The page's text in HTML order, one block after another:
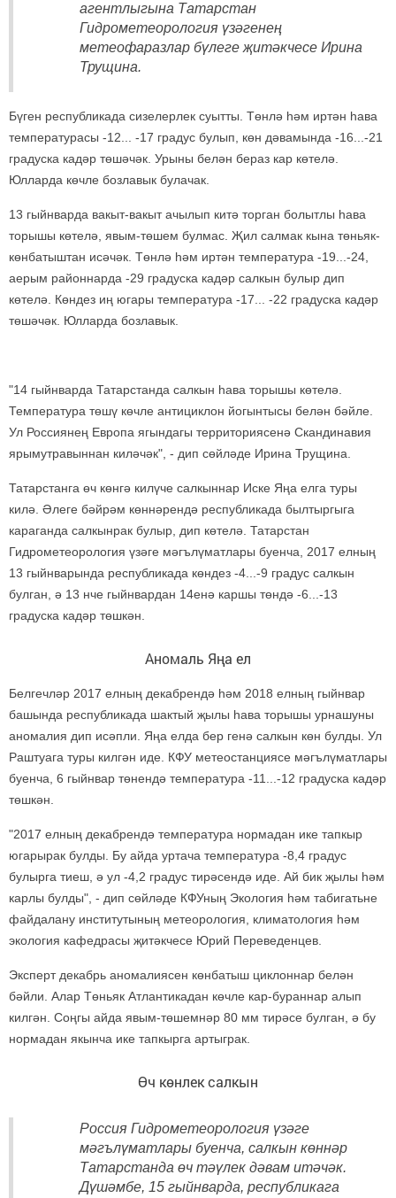
агентлыгына Татарстан
Гидрометеорология үзәгенең
метеофаразлар бүлеге җитәкчесе Ирина
Трущина.
Бүген республикада сизелерлек суытты. Төнлә һәм иртән һава
температурасы -12... -17 градус булып, көн дәвамында -16...-21
градуска кадәр төшәчәк. Урыны белән бераз кар көтелә.
Юлларда көчле бозлавык булачак.
13 гыйнварда вакыт-вакыт ачылып китә торган болытлы һава
торышы көтелә, явым-төшем булмас. Җил салмак кына төньяк-
көнбатыштан исәчәк. Төнлә һәм иртән температура -19...-24,
аерым районнарда -29 градуска кадәр салкын булыр дип
көтелә. Көндез иң югары температура -17... -22 градуска кадәр
төшәчәк. Юлларда бозлавык.
"14 гыйнварда Татарстанда салкын һава торышы көтелә.
Температура төшү көчле антициклон йогынтысы белән бәйле.
Ул Россиянең Европа ягындагы территориясенә Скандинавия
ярымутравыннан киләчәк", - дип сөйләде Ирина Трущина.
Татарстанга өч көнгә килүче салкыннар Иске Яңа елга туры
килә. Әлеге бәйрәм көннәрендә республикада былтыргыга
караганда салкынрак булыр, дип көтелә. Татарстан
Гидрометеорология үзәге мәгълүматлары буенча, 2017 елның
13 гыйнварында республикада көндез -4...-9 градус салкын
булган, ә 13 нче гыйнвардан 14енә каршы төндә -6...-13
градуска кадәр төшкән.
Аномаль Яңа ел
Белгечләр 2017 елның декабрендә һәм 2018 елның гыйнвар
башында республикада шактый җылы һава торышы урнашуны
аномалия дип исәпли. Яңа елда бер генә салкын көн булды. Ул
Раштуага туры килгән иде. КФУ метеостанциясе мәгълүматлары
буенча, 6 гыйнвар төнендә температура -11...-12 градуска кадәр
төшкән.
"2017 елның декабрендә температура нормадан ике тапкыр
югарырак булды. Бу айда уртача температура -8,4 градус
булырга тиеш, ә ул -4,2 градус тирәсендә иде. Ай бик җылы һәм
карлы булды", - дип сөйләде КФУның Экология һәм табигатьне
файдалану институтының метеорология, климатология һәм
экология кафедрасы җитәкчесе Юрий Переведенцев.
Эксперт декабрь аномалиясен көнбатыш циклоннар белән
бәйли. Алар Төньяк Атлантикадан көчле кар-бураннар алып
килгән. Соңгы айда явым-төшемнәр 80 мм тирәсе булган, ә бу
нормадан якынча ике тапкырга артыграк.
Өч көнлек салкын
Россия Гидрометеорология үзәге
мәгълүматлары буенча, салкын көннәр
Татарстанда өч тәүлек дәвам итәчәк.
Дүшәмбе, 15 гыйнварда, республикага